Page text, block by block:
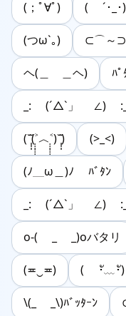
(；ﾟ∀ﾟ) ( ´･_･)
(つω`｡) ⊂⌒～
ヘ(＿ ＿ヘ) ﾊ
_: (´△`」 ∠) :_
(˘̩̩̩̆(˃̣̣̣̣̣̣︿˂̣̣̣̣̣̣)˘̩̩̩̆) (>_<)
(ﾉ＿ω＿)ﾉ ﾊﾞﾀﾝ
_: (´△`」 ∠) :_
o-( _ _)oバタリ
(≖‿≖) ( ･ั﹏･ั)
\(_ _\)ﾊﾞｯﾀｰﾝ